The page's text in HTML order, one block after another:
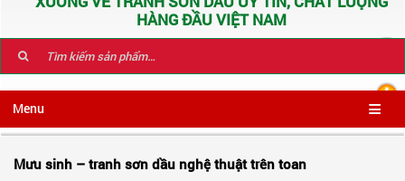
HÀNG ĐẦU VIỆT NAM
Menu
Mưu sinh – tranh sơn dầu nghệ thuật trên toan